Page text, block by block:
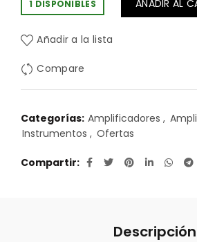
1 DISPONIBLES AÑADIR AL
Añadir a la lista
Compare
Categorías: Amplificadores ,
Instrumentos , Ofertas
Compartir
Descripción